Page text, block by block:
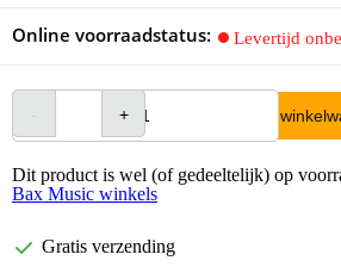
Online voorraadstatus: Levertijd
In
Dit product is wel (of gedeeltelijk) op
Bax Music winkels
Gratis verzending